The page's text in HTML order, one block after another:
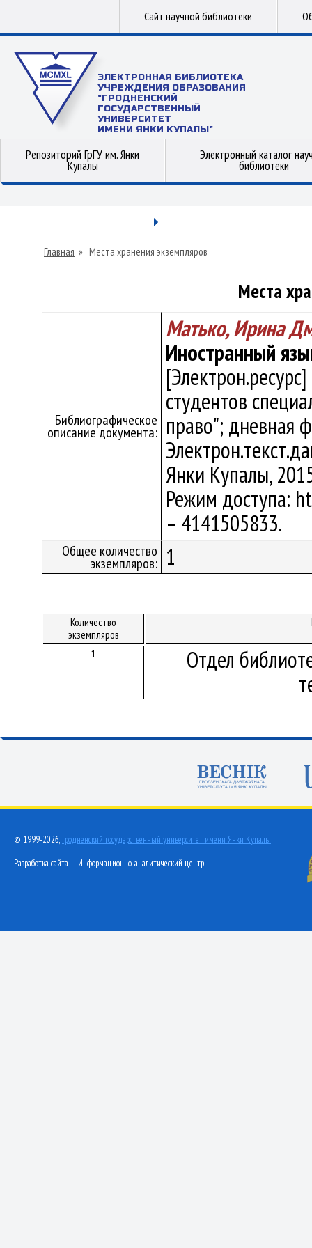
Сайт научной библиотеки
ЭЛЕКТРОННАЯ БИБЛИОТЕКА
УЧРЕЖДЕНИЯ ОБРАЗОВАНИЯ
"ГРОДНЕНСКИЙ
ГОСУДАРСТВЕННЫЙ
УНИВЕРСИТЕТ
ИМЕНИ ЯНКИ КУПАЛЫ"
Репозиторий ГрГУ им. Янки
Купалы
Электронный каталог
библиотеки
Главная » Места хранения экземпляров
Места
Библиографическое
описание документа:
Матько, Ирина
Иностранный
студентов
право"; дневная
Янки Купалы,
Режим доступа:
– 4141505833.
Общее количество
экземпляров: 1
Количество
экземпляров
1
Отдел
© 1999-2026, Гродненский государственный университет имени Янки Купалы
Разработка сайта — Информационно-аналитический центр